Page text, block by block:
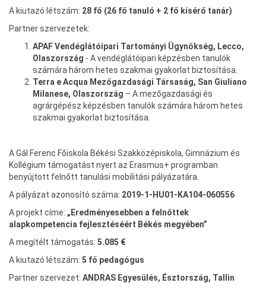
A kiutazó létszám: 28 fő (26 fő tanuló + 2 fő kísérő tanár)
Partner szervezetek:
APAF Vendéglátóipari Tartományi Ügynökség, Lecco,
Olaszország - A vendéglátóipari képzésben tanulók
számára három hetes szakmai gyakorlat biztosítása.
Terra e Acqua Mezőgazdasági Társaság, San Giuliano
Milanese, Olaszország – A mezőgazdasági és
agrárgépész képzésben tanulók számára három hetes
szakmai gyakorlat biztosítása.
A Gál Ferenc Főiskola Békési Szakközépiskola, Gimnázium és
Kollégium támogatást nyert az Erasmus+ programban
benyújtott felnőtt tanulási mobilitási pályázatára.
A pályázat azonosító száma: 2019-1-HU01-KA104-060556
A projekt címe: „Eredményesebben a felnőttek
alapkompetencia fejlesztéséért Békés megyében”
A megítélt támogatás: 5.085 €
A kiutazó létszám: 5 fő pedagógus
Partner szervezet: ANDRAS Egyesülés, Észtország, Tallin